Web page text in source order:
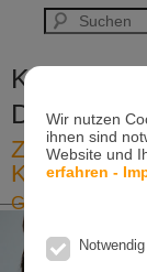
Wir nutzen
ihnen sind
Website und
erfahren -
Notwendig
Dr. Konik
Zahn- und
Kinder und
Ganzheitliche-
Erwachsenen-
Tel. +49(0)7151-96